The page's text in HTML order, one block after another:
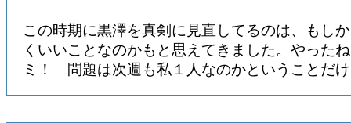
この時期に黒澤を真剣に見直してるのは、もし
くいいことなのかもと思えてきました。やった
ミ！ 問題は次週も私１人なのかということだ